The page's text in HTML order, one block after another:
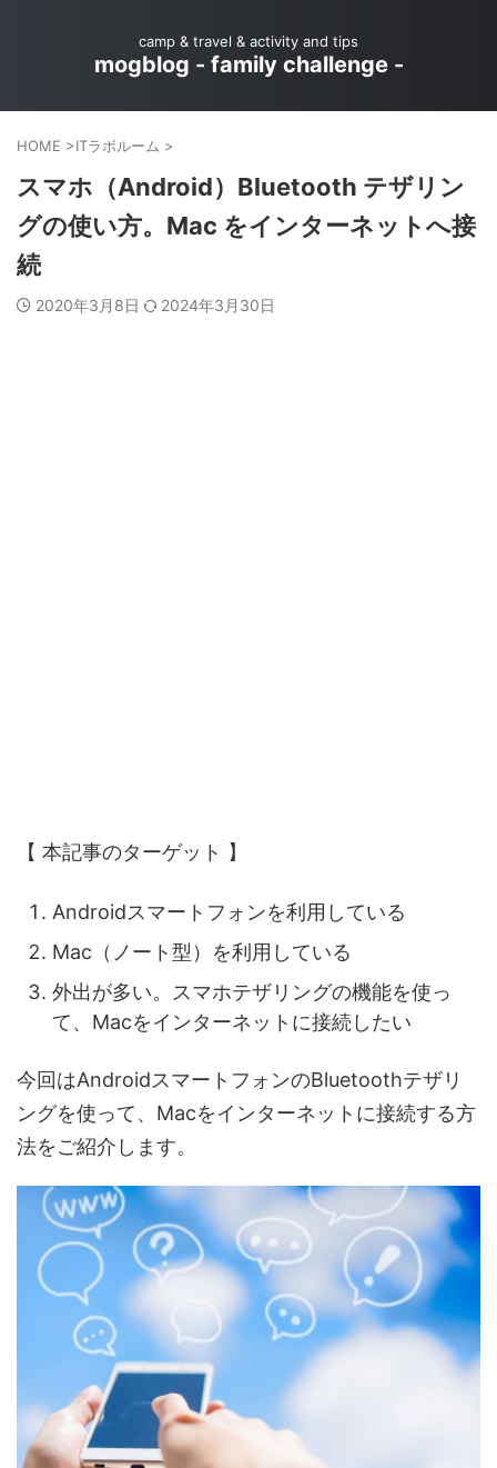
camp & travel & activity and tips
mogblog - family challenge -
HOME >ITラボルーム >
スマホ（Android）Bluetooth テザリン
グの使い方。Mac をインターネットへ接
続
2020年3月8日 2024年3月30日
【 本記事のターゲット 】
Androidスマートフォンを利用している
Mac（ノート型）を利用している
外出が多い。スマホテザリングの機能を使っ
て、Macをインターネットに接続したい
今回はAndroidスマートフォンのBluetoothテザリ
ングを使って、Macをインターネットに接続する方
法をご紹介します。